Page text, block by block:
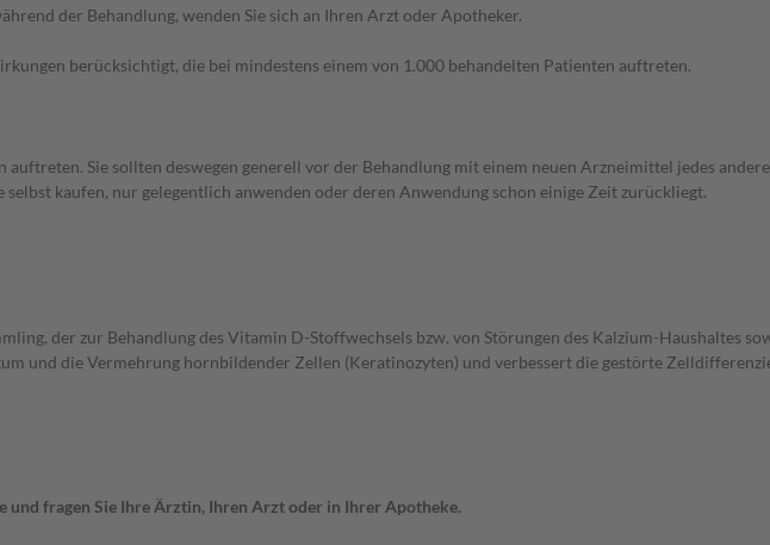
der Behandlung, wenden Sie sich an Ihren Arzt oder Apotheker.
berücksichtigt, die bei mindestens einem von 1.000 behandelten Patienten auftreten.
Sie sollten deswegen generell vor der Behandlung mit einem neuen Arzneimittel jedes
kaufen, nur gelegentlich anwenden oder deren Anwendung schon einige Zeit zurückliegt.
der zur Behandlung des Vitamin D-Stoffwechsels bzw. von Störungen des Kalzium-Haushaltes
und die Vermehrung hornbildender Zellen (Keratinozyten) und verbessert die gestörte
und fragen Sie Ihre Ärztin, Ihren Arzt oder in Ihrer Apotheke.